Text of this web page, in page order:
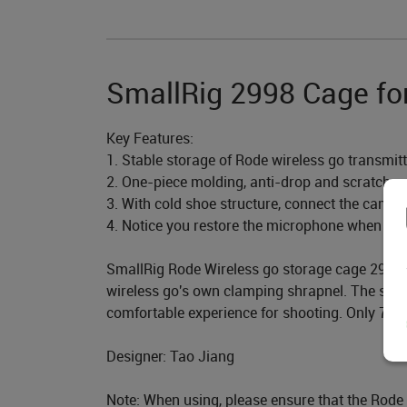
SmallRig 2998 Cage
Key Features:
1. Stable storage of Rode wireless go
2. One-piece molding, anti-drop and scratch-
3. With cold shoe structure, connect the
4. Notice you restore the microphone when
SmallRig Rode Wireless go storage cage
wireless go's own clamping shrapnel. The
comfortable experience for shooting. Only
Designer: Tao Jiang
Note: When using, please ensure that the